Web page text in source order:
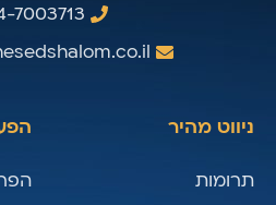
7003713
ניווט מהיר
תרומות